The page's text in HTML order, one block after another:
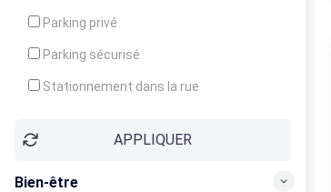
Parking privé
Parking sécurisé
Stationnement dans la rue
APPLIQUER
Bien-être